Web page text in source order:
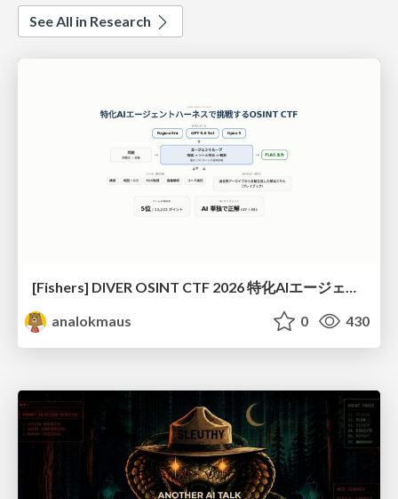
See All in Research
analokmaus
0 430